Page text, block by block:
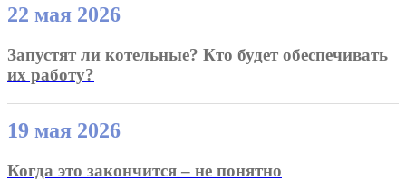
22 мая 2026
Запустят ли котельные? Кто будет обеспечивать
их работу?
19 мая 2026
Когда это закончится – не понятно